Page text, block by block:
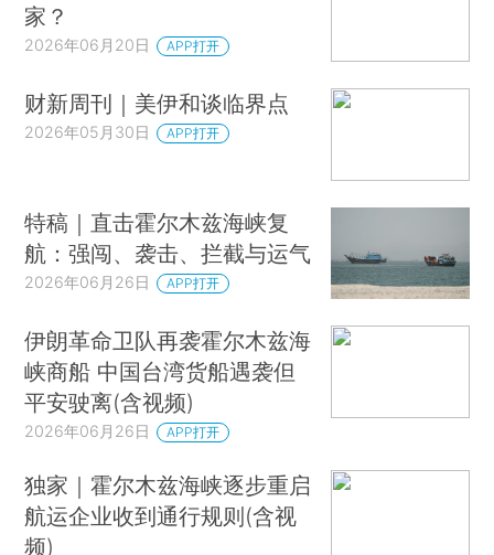
家？
2026年06月20日 APP打开
财新周刊｜美伊和谈临界点
2026年05月30日 APP打开
特稿｜直击霍尔木兹海峡复
航：强闯、袭击、拦截与运气
2026年06月26日 APP打开
伊朗革命卫队再袭霍尔木兹海
峡商船 中国台湾货船遇袭但
平安驶离(含视频)
2026年06月26日 APP打开
独家｜霍尔木兹海峡逐步重启
航运企业收到通行规则(含视
频)